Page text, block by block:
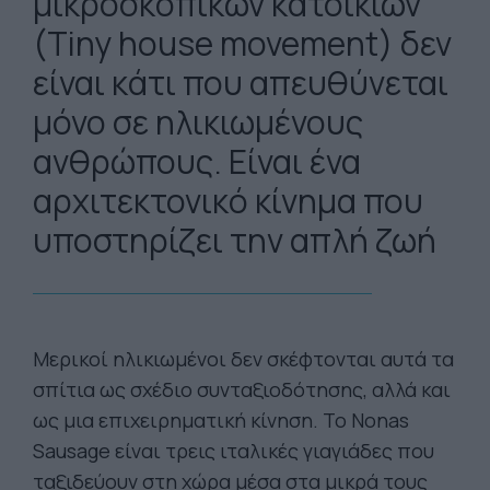
(Tiny house movement) δεν
είναι κάτι που απευθύνεται
μόνο σε ηλικιωμένους
ανθρώπους. Είναι ένα
αρχιτεκτονικό κίνημα που
υποστηρίζει την απλή ζωή
Μερικοί ηλικιωμένοι δεν σκέφτονται αυτά τα
σπίτια ως σχέδιο συνταξιοδότησης, αλλά και
ως μια επιχειρηματική κίνηση. Το Nonas
Sausage είναι τρεις ιταλικές γιαγιάδες που
ταξιδεύουν στη χώρα μέσα στα μικρά τους